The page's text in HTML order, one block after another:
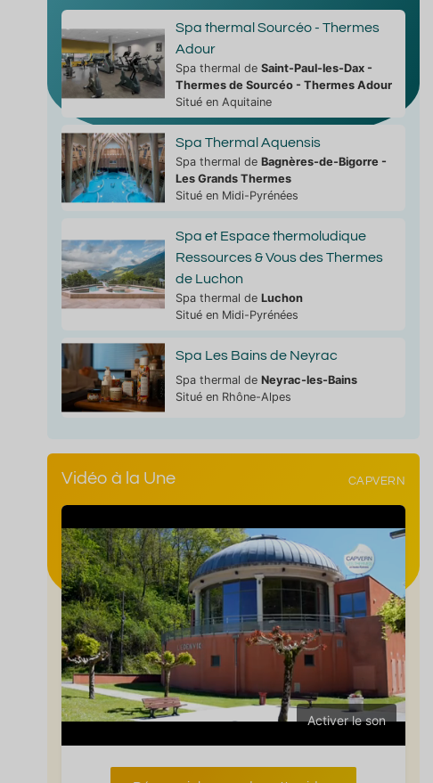
Spa thermal Sourcéo - Thermes
Adour
Spa thermal de Saint-Paul-les-Dax -
Thermes de Sourcéo - Thermes Adour
Situé en Aquitaine
Spa Thermal Aquensis
Spa thermal de Bagnères-de-Bigorre -
Les Grands Thermes
Situé en Midi-Pyrénées
Spa et Espace thermoludique
Ressources & Vous des Thermes
de Luchon
Spa thermal de Luchon
Situé en Midi-Pyrénées
Spa Les Bains de Neyrac
Spa thermal de Neyrac-les-Bains
Situé en Rhône-Alpes
Vidéo à la Une CAPVERN
Activer le son